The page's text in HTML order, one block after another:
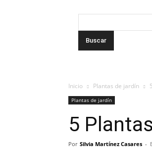
Inicio Plantas de jardín
Plantas de jardín
5
Por Silvia Martínez Casares -